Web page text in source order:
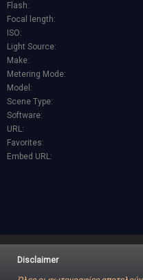
Flash:
Focal length:
ISO:
Light Source:
Make:
Metering Mode:
Model:
Scene Type:
Software:
URL:
Favorites:
Embed URL:
Disclaimer